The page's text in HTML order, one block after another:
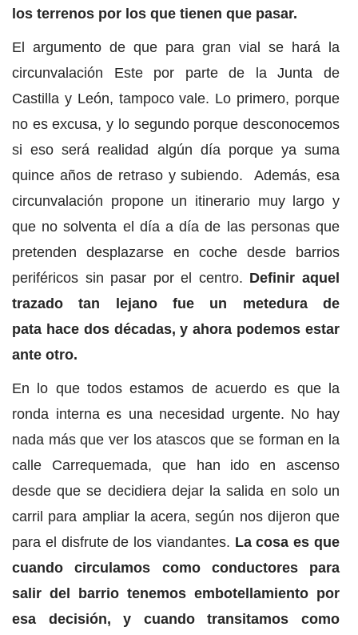
los terrenos por los que tienen que pasar.
El argumento de que para gran vial se hará la
circunvalación Este por parte de la Junta de
Castilla y León, tampoco vale. Lo primero, porque
no es excusa, y lo segundo porque desconocemos
si eso será realidad algún día porque ya suma
quince años de retraso y subiendo. Además, esa
circunvalación propone un itinerario muy largo y
que no solventa el día a día de las personas que
pretenden desplazarse en coche desde barrios
periféricos sin pasar por el centro. Definir aquel
trazado tan lejano fue un metedura de
pata hace dos décadas, y ahora podemos estar
ante otro.
En lo que todos estamos de acuerdo es que la
ronda interna es una necesidad urgente. No hay
nada más que ver los atascos que se forman en la
calle Carrequemada, que han ido en ascenso
desde que se decidiera dejar la salida en solo un
carril para ampliar la acera, según nos dijeron que
para el disfrute de los viandantes. La cosa es que
cuando circulamos como conductores para
salir del barrio tenemos embotellamiento por
esa decisión, y cuando transitamos como